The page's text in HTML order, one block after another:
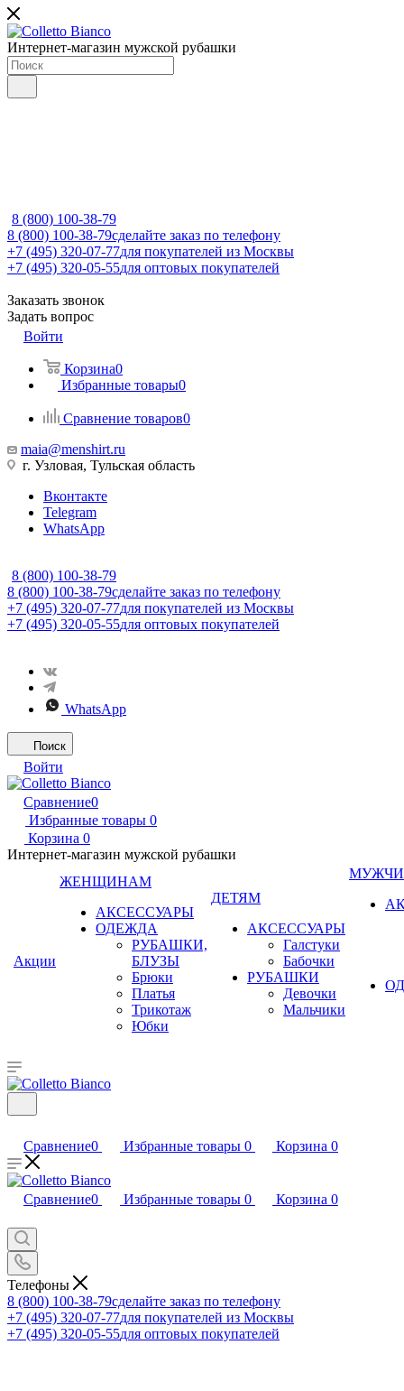
Интернет-магазин мужской рубашки
8 (800) 100-38-79
8 (800) 100-38-79сделайте заказ по телефону
+7 (495) 320-07-77для покупателей из Москвы
+7 (495) 320-05-55для оптовых покупателей
Заказать звонок
Задать вопрос
Войти
Корзина0
Избранные товары0
Сравнение товаров0
maia@menshirt.ru
г. Узловая, Тульская область
Вконтакте
Telegram
WhatsApp
8 (800) 100-38-79
8 (800) 100-38-79сделайте заказ по телефону
+7 (495) 320-07-77для покупателей из Москвы
+7 (495) 320-05-55для оптовых покупателей
WhatsApp
Поиск
Войти
Сравнение0
Избранные товары 0
Корзина 0
Интернет-магазин мужской рубашки
Акции
ЖЕНЩИНАМ
АКСЕССУАРЫ
ОДЕЖДА
РУБАШКИ,
БЛУЗЫ
Брюки
Платья
Трикотаж
Юбки
ДЕТЯМ
АКСЕССУАРЫ
Галстуки
Бабочки
РУБАШКИ
Девочки
Мальчики
Сравнение0 Избранные товары 0 Корзина 0
Сравнение0 Избранные товары 0 Корзина 0
Телефоны
8 (800) 100-38-79сделайте заказ по телефону
+7 (495) 320-07-77для покупателей из Москвы
+7 (495) 320-05-55для оптовых покупателей